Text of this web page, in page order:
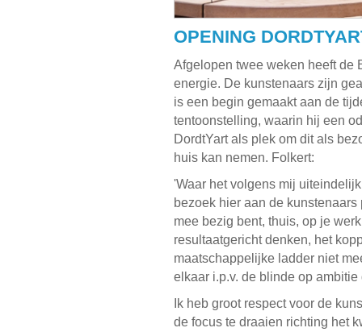
OPENING
Afgelopen twee weken heeft de
energie. De kunstenaars zijn
is een begin gemaakt aan de
tentoonstelling, waarin hij een
DordtYart als plek om dit als
huis kan nemen. Folkert:
'Waar het volgens mij
bezoek hier aan de
mee bezig bent, thuis, op je
resultaatgericht denken, het
maatschappelijke ladder niet
elkaar i.p.v. de blinde op
Ik heb groot respect voor de
de focus te draaien richting het